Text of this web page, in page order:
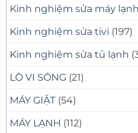
Kinh nghiệm sửa máy lạnh
Kinh nghiệm sửa tivi (197)
Kinh nghiệm sửa tủ lạnh
LÒ VI SÓNG (21)
MÁY GIẶT (54)
MÁY LẠNH (112)